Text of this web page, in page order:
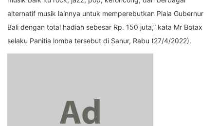
alternatif musik lainnya untuk memperebutkan Piala Gubernur
Bali dengan total hadiah sebesar Rp. 150 juta,” kata Mr Botax
selaku Panitia lomba tersebut di Sanur, Rabu (27/4/2022).